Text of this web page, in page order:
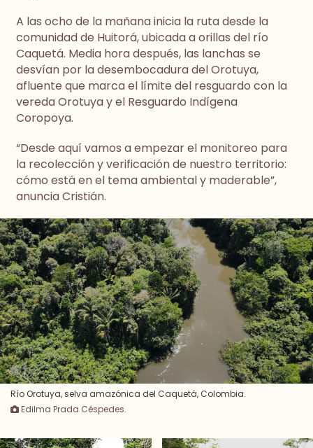
A las ocho de la mañana inicia la ruta desde la
comunidad de Huitorá, ubicada a orillas del río
Caquetá. Media hora después, las lanchas se
desvían por la desembocadura del Orotuya,
afluente que marca el límite del resguardo con la
vereda Orotuya y el Resguardo Indígena
Coropoya.
“Desde aquí vamos a empezar el monitoreo para
la recolección y verificación de nuestro territorio:
cómo está en el tema ambiental y maderable”,
anuncia Cristián.
Río Orotuya, selva amazónica del Caquetá, Colombia.
Edilma Prada Céspedes.